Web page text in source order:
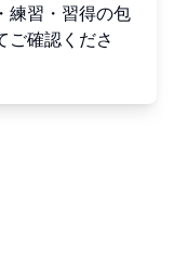
練習・習得の包
ご確認くださ